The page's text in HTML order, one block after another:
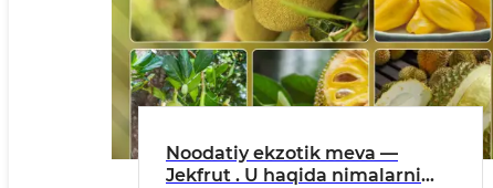
Noodatiy ekzotik meva —
Jekfrut . U haqida nimalarni